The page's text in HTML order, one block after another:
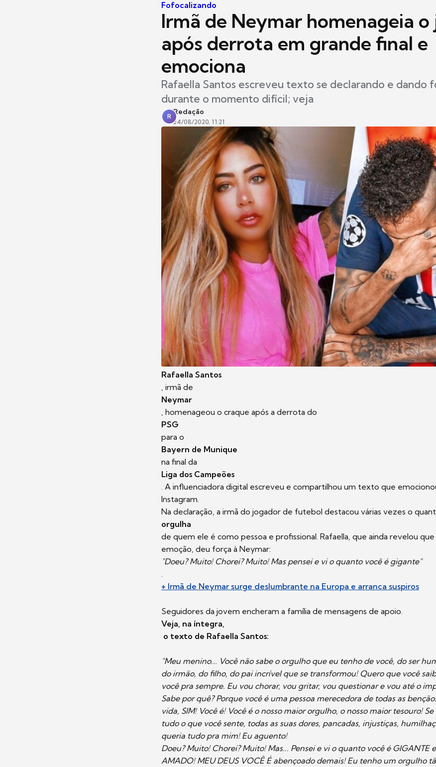
Fofocalizando
Irmã de Neymar homenageia
após derrota em grande final e
emociona
Rafaella Santos escreveu texto se declarando e dando
durante o momento difícil; veja
R
Redação
24/08/2020, 11:21
Rafaella Santos
, irmã de
Neymar
, homenageou o craque após a derrota do
PSG
para o
Bayern de Munique
na final da
Liga dos Campeões
. A influenciadora digital escreveu e compartilhou um texto que
Instagram.
Na declaração, a irmã do jogador de futebol destacou várias vezes o
orgulha
de quem ele é como pessoa e profissional. Rafaella, que ainda revelou
emoção, deu força à Neymar:
"Doeu? Muito! Chorei? Muito! Mas pensei e vi o quanto você é gigante"
+ Irmã de Neymar surge deslumbrante na Europa e arranca suspiros
Seguidores da jovem encheram a família de mensagens de apoio.
Veja, na íntegra,
o texto de Rafaella Santos:
"Meu menino... Você não sabe o orgulho que eu tenho de você, do ser
do irmão, do filho, do pai incrível que se transformou! Quero que você
você pra sempre. Eu vou chorar, vou gritar, vou questionar e vou até o
Sabe por quê? Porque você é uma pessoa merecedora de todas as
vida, SIM! Você é! Você é o nosso maior orgulho, o nosso maior tesouro!
tudo o que você sente, todas as suas dores, pancadas, injustiças,
queria tudo pra mim! Eu aguento!
Doeu? Muito! Chorei? Muito! Mas... Pensei e vi o quanto você é GIGANTE
AMADO! MEU DEUS VOCÊ É abençoado demais! Eu tenho um orgulho